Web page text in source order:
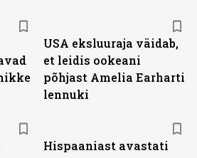
USA eksluuraja väidab,
et leidis ookeani
põhjast Amelia Earharti
lennuki
Hispaaniast avastati